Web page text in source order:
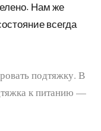
Нам же
всегда
подтяжку. В
к питанию —